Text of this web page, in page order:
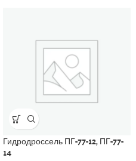
Гидродроссель ПГ-77-12, ПГ-77-
14